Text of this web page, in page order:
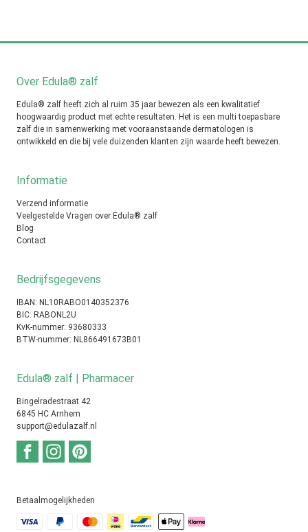
Over Edula® zalf
Edula® zalf heeft zich al ruim 35 jaar bewezen als een kwalitatief
hoogwaardig product met echte resultaten. Het is een multi toepasbare
zalf die in samenwerking met vooraanstaande dermatologen is
ontwikkeld en die bij vele duizenden klanten zijn waarde heeft bewezen.
Informatie
Verzend informatie
Veelgestelde Vragen over Edula® zalf
Blog
Contact
Bedrijfsgegevens
IBAN: NL10RABO0140352376
BIC: RABONL2U
KvK-nummer: 93680333
BTW-nummer: NL866491673B01
Edula® zalf | Pharmacer
Bingelradestraat 42
6845 HC Arnhem
support@edulazalf.nl
Betaalmogelijkheden